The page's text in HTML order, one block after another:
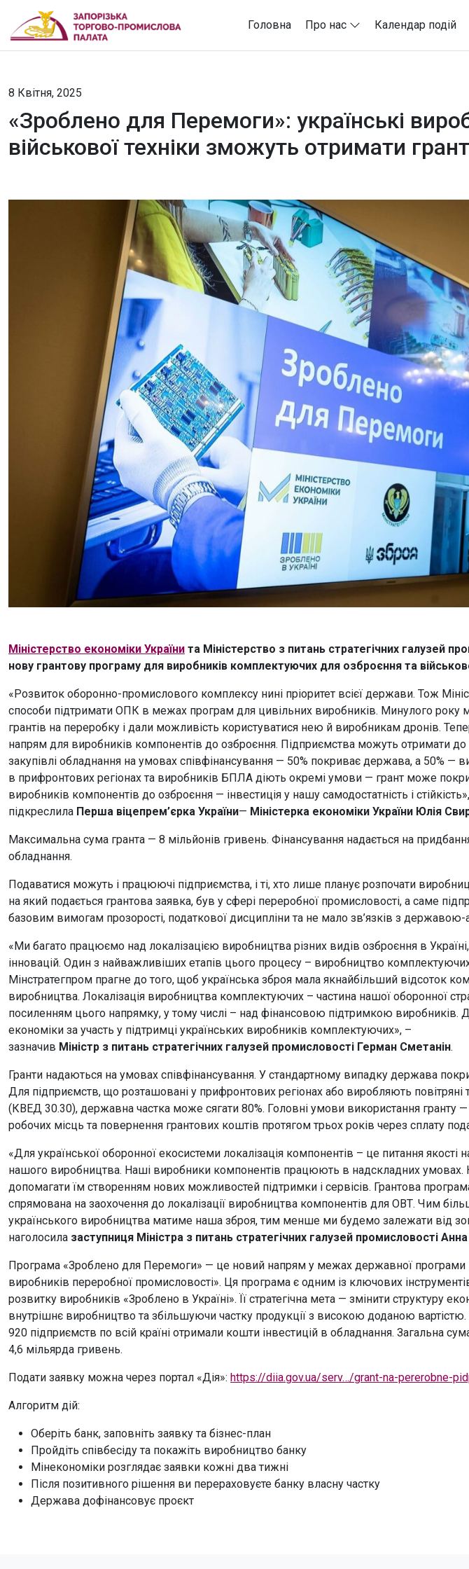
Головна Про нас Календар подій
8 Квітня, 2025
«Зроблено для Перемоги»: українські
військової техніки зможуть отримати
Міністерство економіки України та Міністерство з питань стратегічних галузей
нову грантову програму для виробників комплектуючих для озброєння та
«Розвиток оборонно-промислового комплексу нині пріоритет всієї держави. Тож
способи підтримати ОПК в межах програм для цивільних виробників. Минулого року
грантів на переробку і дали можливість користуватися нею й виробникам дронів.
напрям для виробників компонентів до озброєння. Підприємства можуть отримати до
закупівлі обладнання на умовах співфінансування — 50% покриває держава, а 50% —
в прифронтових регіонах та виробників БПЛА діють окремі умови — грант може
виробників компонентів до озброєння — інвестиція у нашу самодостатність і
підкреслила Перша віцепрем’єрка України— Міністерка економіки України Юлія
Максимальна сума гранта — 8 мільйонів гривень. Фінансування надається на
обладнання.
Подаватися можуть і працюючі підприємства, і ті, хто лише планує розпочати
на який подається грантова заявка, був у сфері переробної промисловості, а саме
базовим вимогам прозорості, податкової дисципліни та не мало зв’язків з державою-
«Ми багато працюємо над локалізацією виробництва різних видів озброєння в
інновацій. Один з найважливіших етапів цього процесу – виробництво
Мінстратегпром прагне до того, щоб українська зброя мала якнайбільший відсоток
виробництва. Локалізація виробництва комплектуючих – частина нашої оборонної
посиленням цього напрямку, у тому числі – над фінансовою підтримкою виробників.
економіки за участь у підтримці українських виробників комплектуючих», –
зазначив Міністр з питань стратегічних галузей промисловості Герман Сметанін.
Гранти надаються на умовах співфінансування. У стандартному випадку держава
Для підприємств, що розташовані у прифронтових регіонах або виробляють повітряні
(КВЕД 30.30), державна частка може сягати 80%. Головні умови використання гранту
робочих місць та повернення грантових коштів протягом трьох років через сплату
«Для української оборонної екосистеми локалізація компонентів – це питання якості
нашого виробництва. Наші виробники компонентів працюють в надскладних умовах.
допомагати їм створенням нових можливостей підтримки і сервісів. Грантова
спрямована на заохочення до локалізації виробництва компонентів для ОВТ. Чим
українського виробництва матиме наша зброя, тим менше ми будемо залежати від
наголосила заступниця Міністра з питань стратегічних галузей промисловості Анна
Програма «Зроблено для Перемоги» — це новий напрям у межах державної програми
виробників переробної промисловості». Ця програма є одним із ключових інструментів
розвитку виробників «Зроблено в Україні». Її стратегічна мета — змінити структуру
внутрішнє виробництво та збільшуючи частку продукції з високою доданою вартістю.
920 підприємств по всій країні отримали кошти інвестицій в обладнання. Загальна
4,6 мільярда гривень.
Подати заявку можна через портал «Дія»: https://diia.gov.ua/serv…/grant-na-pererobne-
Алгоритм дій:
Оберіть банк, заповніть заявку та бізнес-план
Пройдіть співбесіду та покажіть виробництво банку
Мінекономіки розглядає заявки кожні два тижні
Після позитивного рішення ви перераховуєте банку власну частку
Держава дофінансовує проєкт